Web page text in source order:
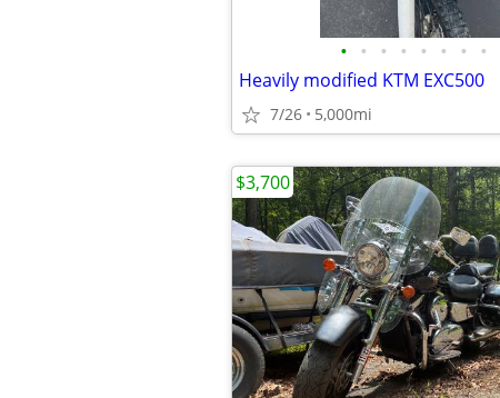
• • • • • • • •
Heavily modified KTM EXC500
7/26 5,000mi
$3,700